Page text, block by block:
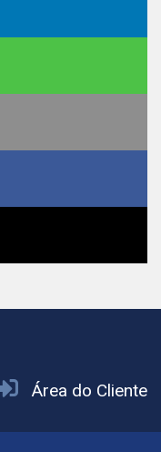
Área do Cliente